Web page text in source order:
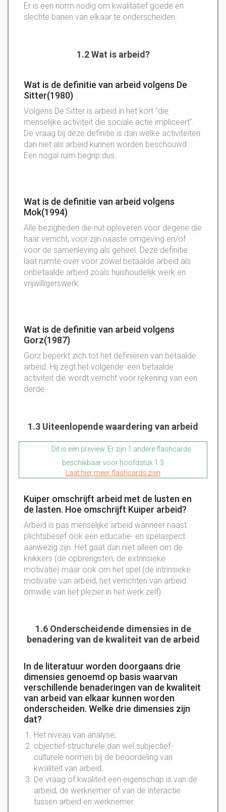
Er is een norm nodig om kwalitatief goede en
slechte banen van elkaar te onderscheiden.
1.2 Wat is arbeid?
Wat is de definitie van arbeid volgens De
Sitter(1980)
Volgens De Sitter is arbeid in het kort "die
menselijke activiteit die sociale actie impliceert".
De vraag bij deze definitie is dan welke activiteiten
dan niet als arbeid kunnen worden beschouwd.
Een nogal ruim begrip dus.
Wat is de definitie van arbeid volgens
Mok(1994)
Alle bezigheden die nut opleveren voor degene die
haar verricht, voor zijn naaste omgeving en/of
voor de samenleving als geheel. Deze definitie
laat ruimte over voor zowel betaalde arbeid als
onbetaalde arbeid zoals huishoudelijk werk en
vrijwilligerswerk.
Wat is de definitie van arbeid volgens
Gorz(1987)
Gorz beperkt zich tot het definiëren van betaalde
arbeid. Hij zegt het volgende: een betaalde
activiteit die wordt verricht voor rekening van een
derde.
1.3 Uiteenlopende waardering van arbeid
Dit is een preview. Er zijn 1 andere flashcards
beschikbaar voor hoofdstuk 1.3
Laat hier meer flashcards zien
Kuiper omschrijft arbeid met de lusten en
de lasten. Hoe omschrijft Kuiper arbeid?
Arbeid is pas menselijke arbeid wanneer naast
plichtsbesef ook een educatie- en spelaspect
aanwezig zijn. Het gaat dan niet alleen om de
knikkers (de opbrengsten, de extrinsieke
motivatie) maar ook om het spel (de intrinsieke
motivatie van arbeid, het verrichten van arbeid
omwille van het plezier in het werk zelf)
1.6 Onderscheidende dimensies in de
benadering van de kwaliteit van de arbeid
In de literatuur worden doorgaans drie
dimensies genoemd op basis waarvan
verschillende benaderingen van de kwaliteit
van arbeid van elkaar kunnen worden
onderscheiden. Welke drie dimensies zijn
dat?
Het niveau van analyse;
objectief-structurele dan wel subjectief-
culturele normen bij de beoordeling van
kwaliteit van arbeid;
De vraag of kwaliteit een eigenschap is van de
arbeid, de werknemer of van de interactie
tussen arbeid en werknemer.